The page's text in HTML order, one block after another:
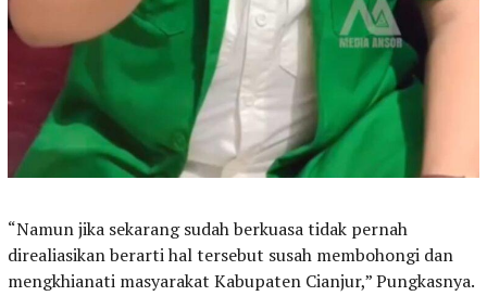
“Namun jika sekarang sudah berkuasa tidak pernah
direaliasikan berarti hal tersebut susah membohongi dan
mengkhianati masyarakat Kabupaten Cianjur,” Pungkasnya.